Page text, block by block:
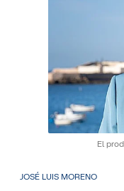
El
JOSÉ LUIS MORENO